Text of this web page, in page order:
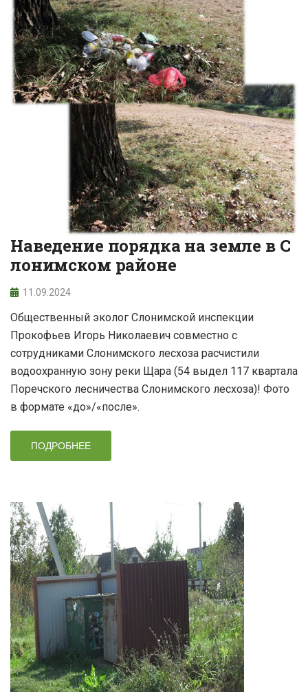
Наведение порядка на земле в С
лонимском районе
11.09.2024
Общественный эколог Слонимской инспекции
Прокофьев Игорь Николаевич совместно с
сотрудниками Слонимского лесхоза расчистили
водоохранную зону реки Щара (54 выдел 117 квартала
Поречского лесничества Слонимского лесхоза)! Фото
в формате «до»/«после».
ПОДРОБНЕЕ